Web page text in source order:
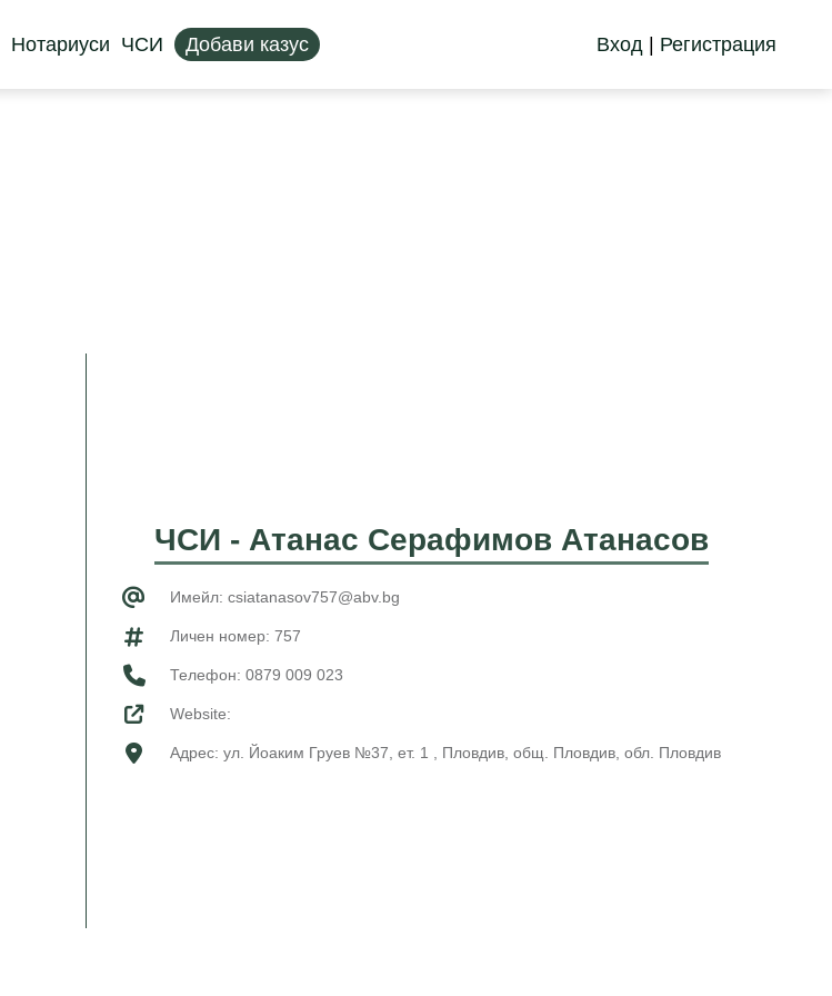
Нотариуси ЧСИ Добави казус Вход | Регистрация
ЧСИ - Атанас Серафимов Атанасов
Имейл: csiatanasov757@abv.bg
Личен номер: 757
Телефон: 0879 009 023
Website:
Адрес: ул. Йоаким Груев №37, ет. 1 , Пловдив, общ. Пловдив, обл. Пловдив